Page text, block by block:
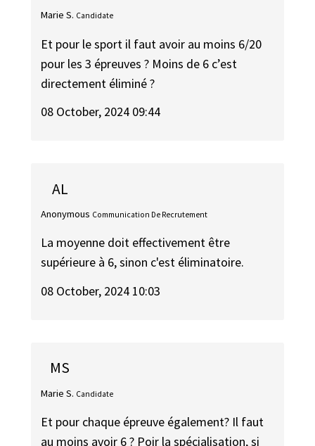
Marie S. Candidate
Et pour le sport il faut avoir au moins 6/20
pour les 3 épreuves ? Moins de 6 c’est
directement éliminé ?
08 October, 2024 09:44
AL
Anonymous Communication De Recrutement
La moyenne doit effectivement être
supérieure à 6, sinon c'est éliminatoire.
08 October, 2024 10:03
MS
Marie S. Candidate
Et pour chaque épreuve également? Il faut
au moins avoir 6 ? Poir la spécialisation, si